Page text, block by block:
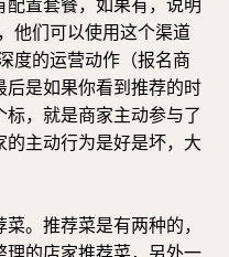
他们可以使用这个渠道
度的运营动作（报名商
是如果你看到推荐的时
，就是商家主动参与了
主动行为是好是坏，大
。推荐菜是有两种的，